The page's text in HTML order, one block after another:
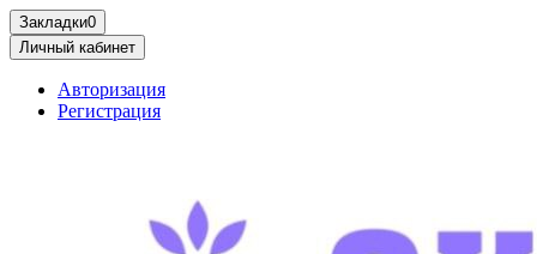
Закладки0
Личный кабинет
Авторизация
Регистрация